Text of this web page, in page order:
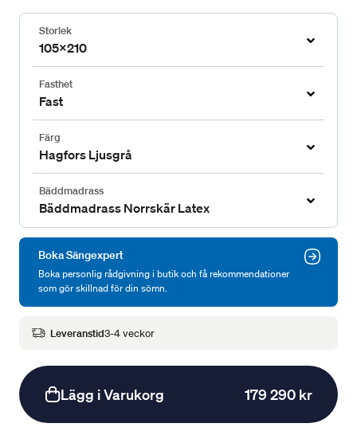
Storlek
105x210
Fasthet
Fast
Färg
Hagfors Ljusgrå
Bäddmadrass
Bäddmadrass Norrskär Latex
Boka Sängexpert
Boka personlig rådgivning i butik och få rekommendationer
som gör skillnad för din sömn.
Leveranstid3-4 veckor
Lägg i Varukorg 179 290 kr